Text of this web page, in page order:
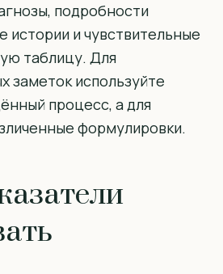
подробности
истории и чувствительные
таблицу. Для
заметок используйте
процесс, а для
формулировки.